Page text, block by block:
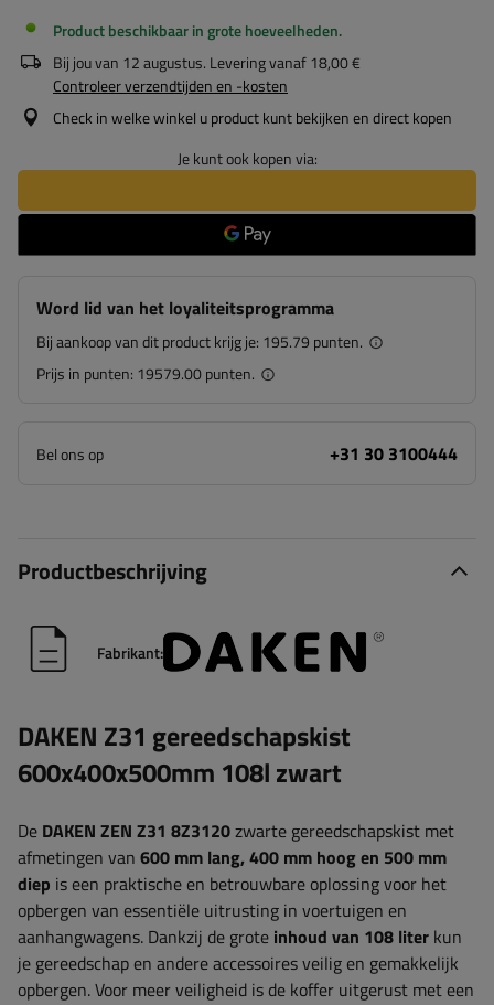
Product beschikbaar in grote hoeveelheden
Bij jou van 12 augustus. Levering vanaf18,00 €
Controleer verzendtijden en -kosten
Check in welke winkel u product kunt bekijken en direct kopen
Je kunt ook kopen via:
Word lid van het loyaliteitsprogramma
Bij aankoop van dit product krijg je: 195.79 punten.
Prijs in punten: 19579.00 punten.
Bel ons op +31 30 3100444
Productbeschrijving
Fabrikant:
DAKEN Z31 gereedschapskist
600x400x500mm 108l zwart
De DAKEN ZEN Z31 8Z3120zwarte gereedschapskist met
afmetingen van 600 mm lang, 400 mm hoog en 500 mm
diep is een praktische en betrouwbare oplossing voor het
opbergen van essentiële uitrusting in voertuigen en
aanhangwagens. Dankzij de grote inhoud van 108 liter kun
je gereedschap en andere accessoires veilig en gemakkelijk
opbergen.Voor meer veiligheid is de koffer uitgerust met een